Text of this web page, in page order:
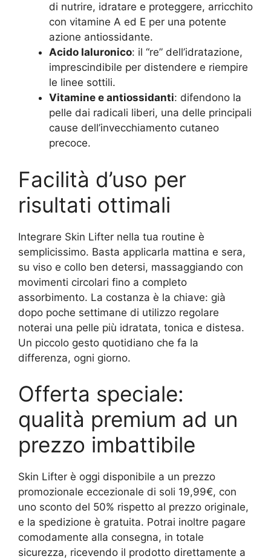
di nutrire, idratare e proteggere, arricchito
con vitamine A ed E per una potente
azione antiossidante.
Acido Ialuronico: il “re” dell’idratazione,
imprescindibile per distendere e riempire
le linee sottili.
Vitamine e antiossidanti: difendono la
pelle dai radicali liberi, una delle principali
cause dell’invecchiamento cutaneo
precoce.
Facilità d’uso per
risultati ottimali
Integrare Skin Lifter nella tua routine è
semplicissimo. Basta applicarla mattina e sera,
su viso e collo ben detersi, massaggiando con
movimenti circolari fino a completo
assorbimento. La costanza è la chiave: già
dopo poche settimane di utilizzo regolare
noterai una pelle più idratata, tonica e distesa.
Un piccolo gesto quotidiano che fa la
differenza, ogni giorno.
Offerta speciale:
qualità premium ad un
prezzo imbattibile
Skin Lifter è oggi disponibile a un prezzo
promozionale eccezionale di soli 19,99€, con
uno sconto del 50% rispetto al prezzo originale,
e la spedizione è gratuita. Potrai inoltre pagare
comodamente alla consegna, in totale
sicurezza, ricevendo il prodotto direttamente a